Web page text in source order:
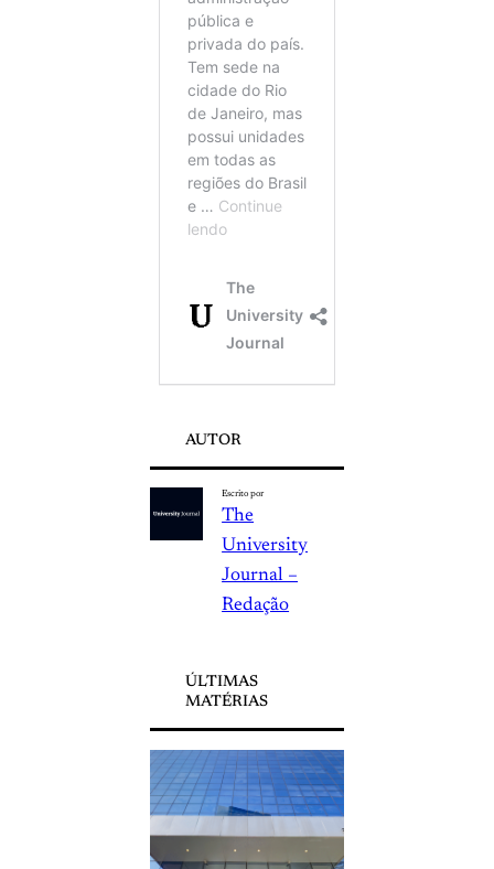
AUTOR
Escrito por
The
University
Journal –
Redação
ÚLTIMAS
MATÉRIAS